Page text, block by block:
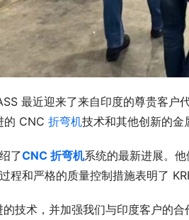
最近迎来了来自印度的尊贵客
的 CNC 折弯机技术和其他创新的金
了CNC 折弯机系统的最新进展。
程和严格的质量控制措施表明了
技术，并加强我们与印度客户的